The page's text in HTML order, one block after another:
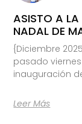
ASISTO A
NADAL DE
{Diciembre
pasado
inauguración
Leer Más